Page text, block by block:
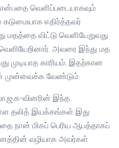
என்பதை வெளிப்படையாகவும்
கடுமையாக எதிர்த்தவர்
மதத்தை விட்டு வெளியேறுவது
அவரை இந்து மத
காரியம். இதற்கான
முன்வைக்க வேண்டும்.
வினரின் இந்த
தலித் இயக்கங்கள் இது
நான் மிகப் பெரிய ஆபத்தாகப்
வழியாக அவர்கள்